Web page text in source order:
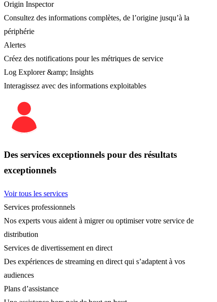
Origin Inspector
Consultez des informations complètes, de l’origine jusqu’à la
périphérie
Alertes
Créez des notifications pour les métriques de service
Log Explorer &amp; Insights
Interagissez avec des informations exploitables
Des services exceptionnels pour des résultats
exceptionnels
Voir tous les services
Services professionnels
Nos experts vous aident à migrer ou optimiser votre service de
distribution
Services de divertissement en direct
Des expériences de streaming en direct qui s’adaptent à vos
audiences
Plans d’assistance